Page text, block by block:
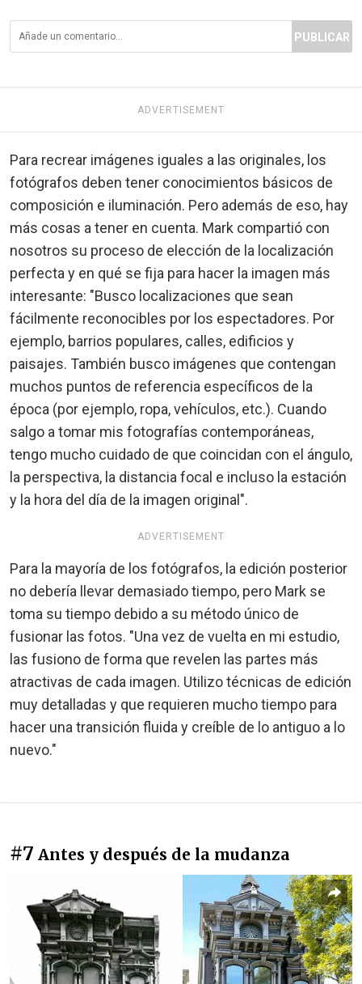
PUBLICAR
ADVERTISEMENT
Para recrear imágenes iguales a las originales, los
fotógrafos deben tener conocimientos básicos de
composición e iluminación. Pero además de eso, hay
más cosas a tener en cuenta. Mark compartió con
nosotros su proceso de elección de la localización
perfecta y en qué se fija para hacer la imagen más
interesante: "Busco localizaciones que sean
fácilmente reconocibles por los espectadores. Por
ejemplo, barrios populares, calles, edificios y
paisajes. También busco imágenes que contengan
muchos puntos de referencia específicos de la
época (por ejemplo, ropa, vehículos, etc.). Cuando
salgo a tomar mis fotografías contemporáneas,
tengo mucho cuidado de que coincidan con el ángulo,
la perspectiva, la distancia focal e incluso la estación
y la hora del día de la imagen original".
ADVERTISEMENT
Para la mayoría de los fotógrafos, la edición posterior
no debería llevar demasiado tiempo, pero Mark se
toma su tiempo debido a su método único de
fusionar las fotos. "Una vez de vuelta en mi estudio,
las fusiono de forma que revelen las partes más
atractivas de cada imagen. Utilizo técnicas de edición
muy detalladas y que requieren mucho tiempo para
hacer una transición fluida y creíble de lo antiguo a lo
nuevo."
#7 Antes y después de la mudanza